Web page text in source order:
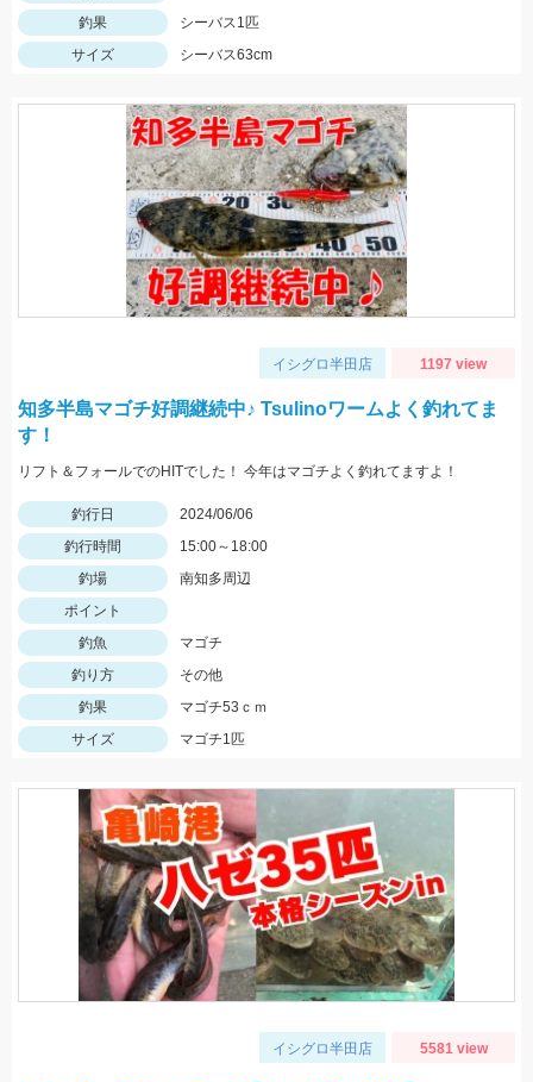
釣果
シーバス1匹
サイズ
シーバス63cm
イシグロ半田店 1197 view
知多半島マゴチ好調継続中♪ Tsulinoワームよく釣れてま
す！
リフト＆フォールでのHITでした！ 今年はマゴチよく釣れてますよ！
釣行日
2024/06/06
釣行時間
15:00～18:00
釣場
南知多周辺
ポイント
釣魚
マゴチ
釣り方
その他
釣果
マゴチ53ｃｍ
サイズ
マゴチ1匹
イシグロ半田店 5581 view